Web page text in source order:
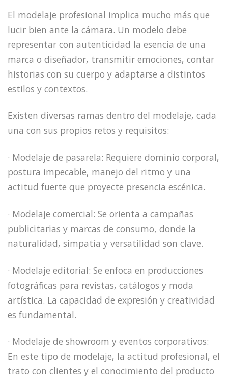
El modelaje profesional implica mucho más que
lucir bien ante la cámara. Un modelo debe
representar con autenticidad la esencia de una
marca o diseñador, transmitir emociones, contar
historias con su cuerpo y adaptarse a distintos
estilos y contextos.
Existen diversas ramas dentro del modelaje, cada
una con sus propios retos y requisitos:
· Modelaje de pasarela: Requiere dominio corporal,
postura impecable, manejo del ritmo y una
actitud fuerte que proyecte presencia escénica.
· Modelaje comercial: Se orienta a campañas
publicitarias y marcas de consumo, donde la
naturalidad, simpatía y versatilidad son clave.
· Modelaje editorial: Se enfoca en producciones
fotográficas para revistas, catálogos y moda
artística. La capacidad de expresión y creatividad
es fundamental.
· Modelaje de showroom y eventos corporativos:
En este tipo de modelaje, la actitud profesional, el
trato con clientes y el conocimiento del producto